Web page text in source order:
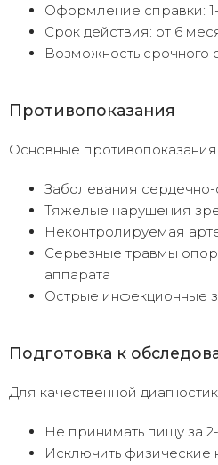
Оформление справки:
Срок действия: от 6
Возможность
Противопоказания
Основные
Заболевания
Тяжелые нарушения
Неконтролируемая
Серьезные травмы
аппарата
Острые инфекционные
Подготовка к
Для качественной
Не принимать пищу за
Исключить физические